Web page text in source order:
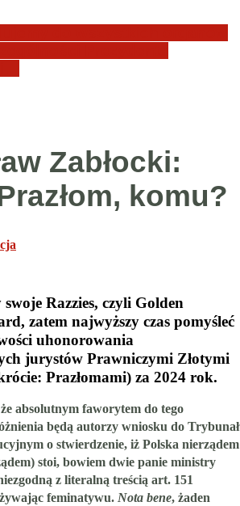
Zabłocki:
komu?
Razzies, czyli Golden
zatem najwyższy czas pomyśleć
uhonorowania
jurystów Prawniczymi Złotymi
Prazłomami) za 2024 rok.
absolutnym faworytem do tego
będą autorzy wniosku do
o stwierdzenie, iż Polska nierządem
stoi, bowiem dwie panie ministry
z literalną treścią art. 151
feminatywu. Nota bene, żaden